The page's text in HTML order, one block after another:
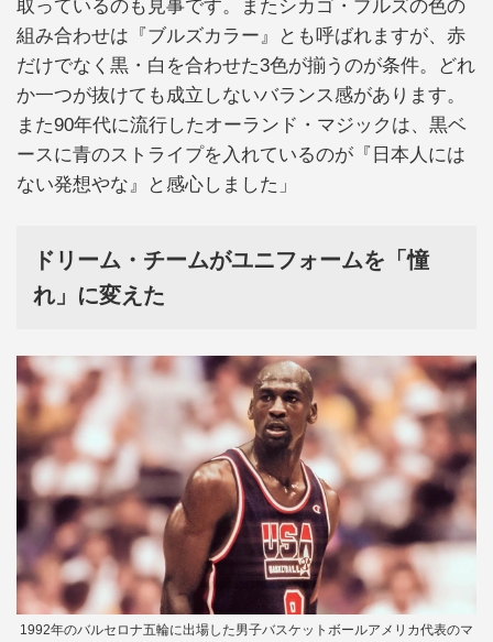
取っているのも見事です。またシカゴ・ブルズの色の
組み合わせは『ブルズカラー』とも呼ばれますが、赤
だけでなく黒・白を合わせた3色が揃うのが条件。どれ
か一つが抜けても成立しないバランス感があります。
また90年代に流行したオーランド・マジックは、黒ベ
ースに青のストライプを入れているのが『日本人には
ない発想やな』と感心しました」
ドリーム・チームがユニフォームを「憧
れ」に変えた
1992年のバルセロナ五輪に出場した男子バスケットボールアメリカ代表のマ